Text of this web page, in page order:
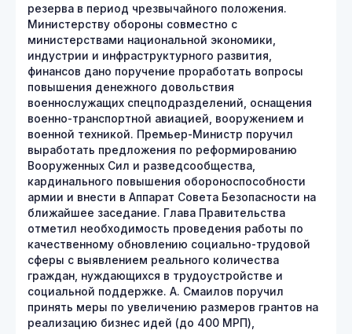
резерва в период чрезвычайного положения.
Министерству обороны совместно с
министерствами национальной экономики,
индустрии и инфраструктурного развития,
финансов дано поручение проработать вопросы
повышения денежного довольствия
военнослужащих спецподразделений, оснащения
военно-транспортной авиацией, вооружением и
военной техникой. Премьер-Министр поручил
выработать предложения по реформированию
Вооруженных Сил и разведсообщества,
кардинального повышения обороноспособности
армии и внести в Аппарат Совета Безопасности на
ближайшее заседание. Глава Правительства
отметил необходимость проведения работы по
качественному обновлению социально-трудовой
сферы с выявлением реального количества
граждан, нуждающихся в трудоустройстве и
социальной поддержке. А. Смаилов поручил
принять меры по увеличению размеров грантов на
реализацию бизнес идей (до 400 МРП),